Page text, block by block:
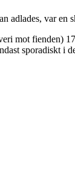
adlades, var
mot fienden)
sporadiskt i